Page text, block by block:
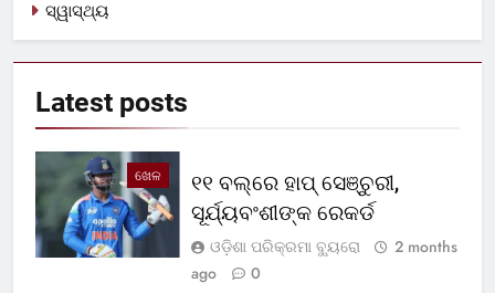
ସ୍ୱାସ୍ଥ୍ୟ
Latest posts
ଖେଳ
୧୧ ବଲ୍‌ରେ ହାପ୍ ସେଞ୍ଚୁରୀ,
ସୂର୍ଯ୍ୟବଂଶୀଙ୍କ ରେକର୍ଡ
ଓଡ଼ିଶା ପରିକ୍ରମା ବ୍ୟୁରୋ
2 months
ago
0